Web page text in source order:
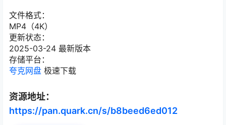
文件格式：
MP4（4K）
更新状态：
2025-03-24 最新版本
存储平台：
夸克网盘 极速下载
资源地址：
https://pan.quark.cn/s/b8beed6ed012